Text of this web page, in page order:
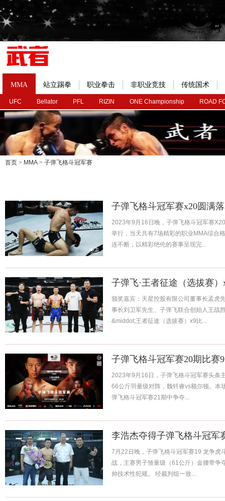
MMA
UFC Bellator PFL RIZIN ONE Championship ROAD
站立踢拳 职业拳击 非职业竞技 传统国术
首页 > MMA > 子弹飞格斗冠军赛
子弹飞格斗冠军赛x20圆满
2023年9月16日晚，子弹飞格斗冠军赛
举行，当天共有7场精彩的职业MMA综合
连不断，以精彩绝伦的赛事呈现完...
子弹飞·王者征途（选拔赛
颁奖嘉宾：天星控股有限公司董事长孟虎
事长刘卫军先生、子弹飞联合创始人王战
&middot;王者征途（选拔赛）x9比...
子弹飞格斗冠军赛20期比赛
2023年9月16日，子弹飞格斗冠军赛头条
66公斤羽量级对阵，魏钎睿vs额尔顿。本
弹飞格斗冠军赛21期中争夺...
李浩杰夺得子弹飞格斗冠军
7月22日晚，子弹飞格斗冠军赛19 龙争虎
战，主赛男子雏量级（61公斤）金腰带争
帅技术性犯规。 经裁判组一致...